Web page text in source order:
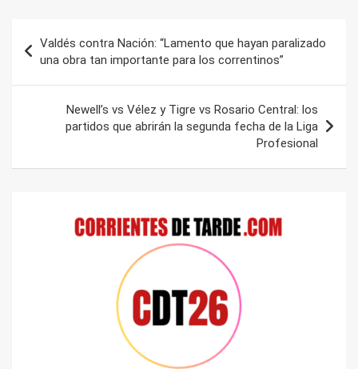
de
entradas
Valdés contra Nación: “Lamento que hayan paralizado
una obra tan importante para los correntinos”
Newell’s vs Vélez y Tigre vs Rosario Central: los
partidos que abrirán la segunda fecha de la Liga
Profesional